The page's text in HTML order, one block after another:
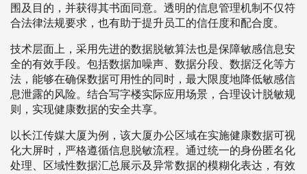
围及目的，并获得其书面同意。透明的信息管理机制不仅符
合法律法规要求，也有助于提升员工的信任度和配合度。
技术层面上，采用先进的数据脱敏算法也是保障敏感信息安
全的有效手段。包括数据加噪声、数据分段、数据泛化等方
法，能够在确保数据可用性的同时，最大限度地降低敏感信
息泄露的风险。结合写字楼实际应用场景，合理设计脱敏规
则，实现健康数据的安全共享。
以长江传媒大厦为例，该大厦办公区域在实施健康数据可视
化大屏时，严格遵循信息脱敏流程。通过统一的身份匿名化
处理、区域性数据汇总展示及异常数据的模糊化表达，有效